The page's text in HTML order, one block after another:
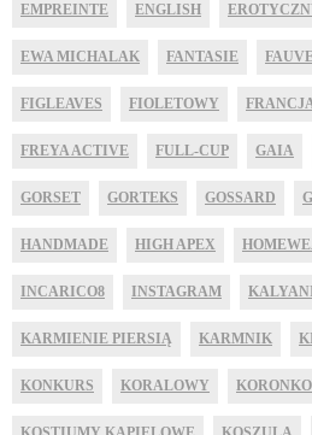
EMPREINTE ENGLISH
EWA MICHALAK FANTASIE
FIGLEAVES FIOLETOWY
FREYA ACTIVE FULL-CUP GAIA
GORSET GORTEKS GOSSARD
HANDMADE HIGH APEX
INCARICO8 INSTAGRAM
KARMIENIE PIERSIĄ KARMNIK
KONKURS KORALOWY